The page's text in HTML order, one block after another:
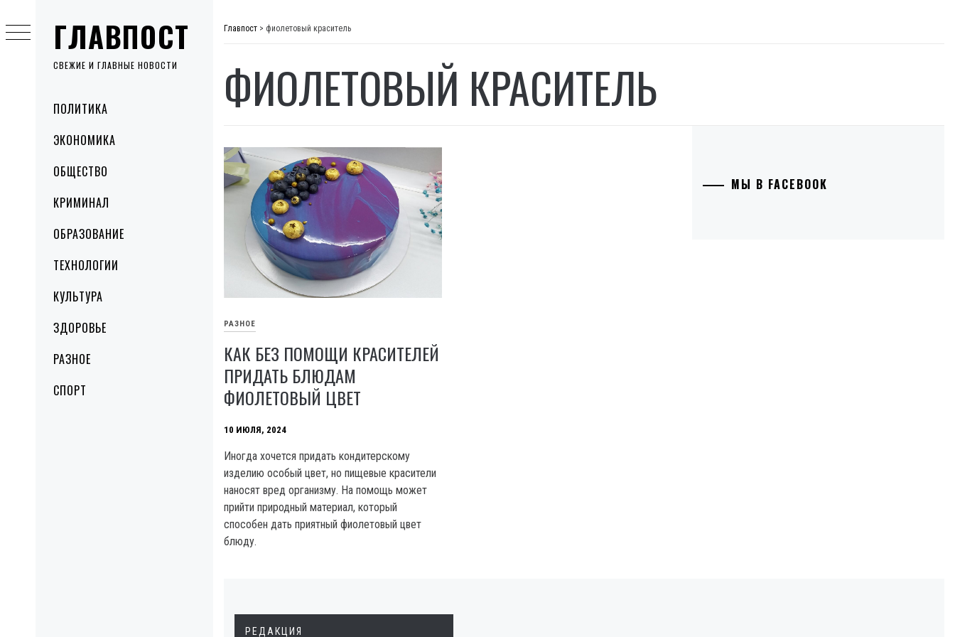
ГЛАВПОСТ
СВЕЖИЕ И ГЛАВНЫЕ НОВОСТИ
MenuПОЛИТИКА
ЭКОНОМИКА
ОБЩЕСТВО
КРИМИНАЛ
ОБРАЗОВАНИЕ
ТЕХНОЛОГИИ
КУЛЬТУРА
ЗДОРОВЬЕ
РАЗНОЕ
СПОРТ
to
content
Главпост > фиолетовый краситель
ФИОЛЕТОВЫЙ КРАСИТЕЛЬ
РАЗНОЕ
КАК БЕЗ ПОМОЩИ КРАСИТЕЛЕЙ
ПРИДАТЬ БЛЮДАМ
ФИОЛЕТОВЫЙ ЦВЕТ
10 ИЮЛЯ, 2024
Иногда хочется придать кондитерскому
изделию особый цвет, но пищевые красители
наносят вред организму. На помощь может
прийти природный материал, который
способен дать приятный фиолетовый цвет
блюду.
МЫ В FACEBOOK
РЕДАКЦИЯ